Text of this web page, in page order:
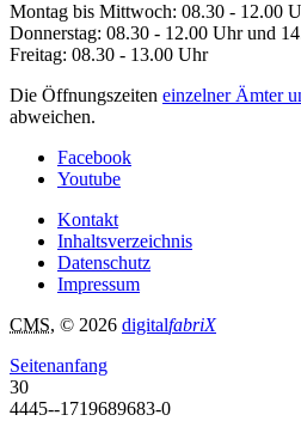
Montag bis Mittwoch: 08.30 - 12.00
Donnerstag: 08.30 - 12.00 Uhr und
Freitag: 08.30 - 13.00 Uhr
Die Öffnungszeiten einzelner Ämter
abweichen.
Facebook
Youtube
Kontakt
Inhaltsverzeichnis
Datenschutz
Impressum
CMS, © 2026 digitalfabriX
Seitenanfang
30
4445--1719689683-0